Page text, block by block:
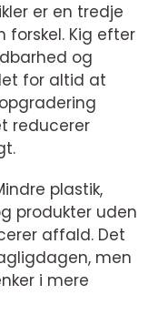
er en tredje
forskel. Kig efter
og
for altid at
reducerer
plastik,
produkter uden
affald. Det
men
i mere